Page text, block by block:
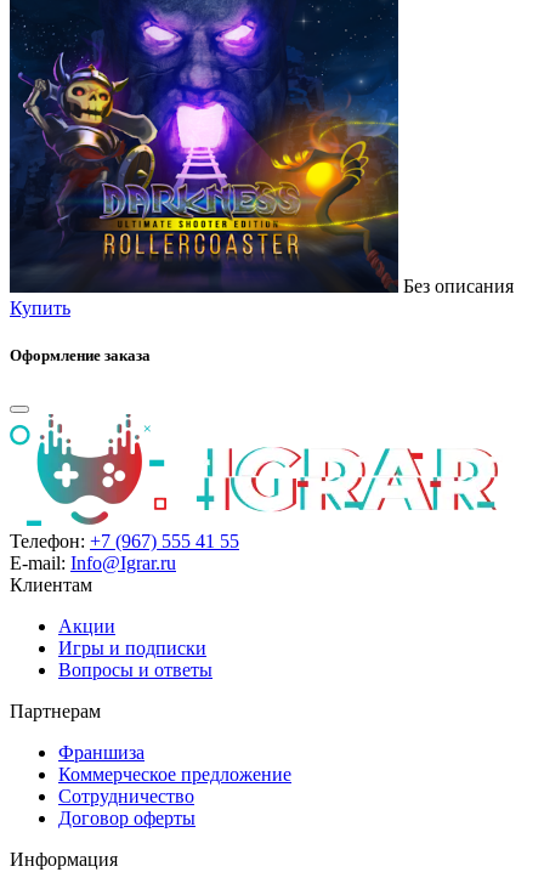
Без описания
Купить
Оформление заказа
Телефон: +7 (967) 555 41 55
E-mail: Info@Igrar.ru
Клиентам
Акции
Игры и подписки
Вопросы и ответы
Партнерам
Франшиза
Коммерческое предложение
Сотрудничество
Договор оферты
Информация